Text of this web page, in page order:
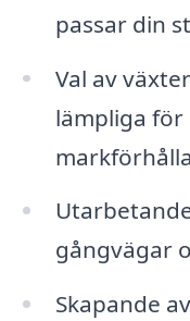
passar din
Val av
lämpliga
gångvägar
Skapande